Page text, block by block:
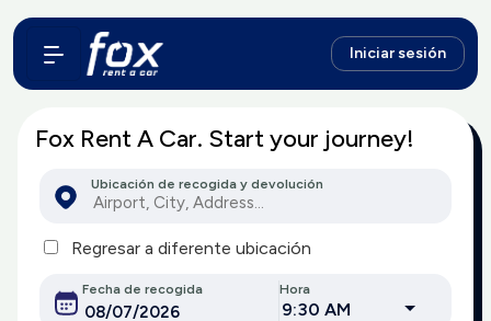
Iniciar sesión
Fox Rent A Car. Start your journey!
Ubicación de recogida y devolución
Regresar a diferente ubicación
Fecha de recogida Hora
9:30 AM